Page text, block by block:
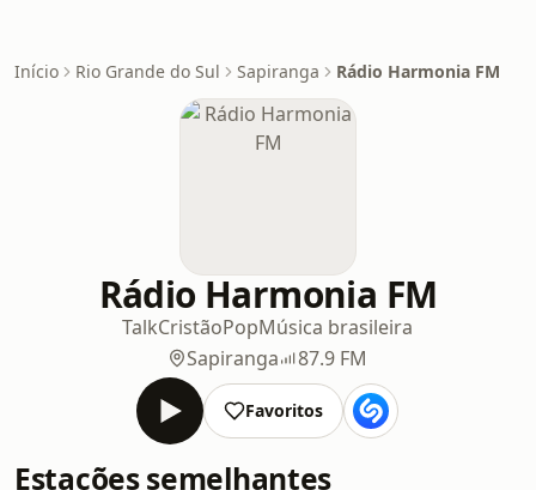
Início Rio Grande do Sul Sapiranga Rádio Harmonia FM
Rádio Harmonia FM
TalkCristãoPopMúsica brasileira
Sapiranga
87.9 FM
Favoritos
Estações semelhantes